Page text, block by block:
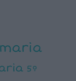
5º